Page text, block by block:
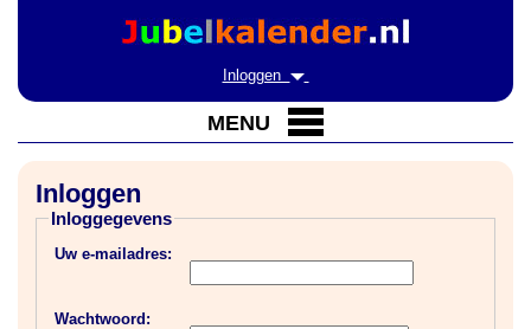
Inloggen
MENU
Inloggen
Inloggegevens
Uw e-mailadres:
Wachtwoord: